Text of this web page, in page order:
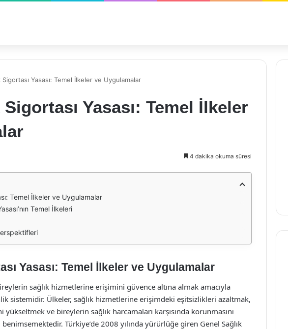
Sigortası Yasası: Temel İlkeler ve Uygulamalar
Yasası: Temel İlkeler
4 dakika okuma süresi
Temel İlkeler ve Uygulamalar
Temel İlkeleri
Yasası: Temel İlkeler ve Uygulamalar
sağlık hizmetlerine erişimini güvence altına almak amacıyla
sistemidir. Ülkeler, sağlık hizmetlerine erişimdeki eşitsizlikleri azaltmak,
ve bireylerin sağlık harcamaları karşısında korunmasını
benimsemektedir. Türkiye’de 2008 yılında yürürlüğe giren Genel Sağlık